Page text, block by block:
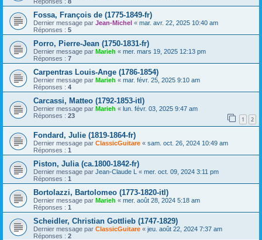
Fossa, François de (1775-1849-fr)
Dernier message par Jean-Michel « mar. avr. 22, 2025 10:40 am
Réponses : 5
Porro, Pierre-Jean (1750-1831-fr)
Dernier message par Marieh « mer. mars 19, 2025 12:13 pm
Réponses : 7
Carpentras Louis-Ange (1786-1854)
Dernier message par Marieh « mar. févr. 25, 2025 9:10 am
Réponses : 4
Carcassi, Matteo (1792-1853-itl)
Dernier message par Marieh « lun. févr. 03, 2025 9:47 am
Réponses : 23 1 2
Fondard, Julie (1819-1864-fr)
Dernier message par ClassicGuitare « sam. oct. 26, 2024 10:49 am
Réponses : 1
Piston, Julia (ca.1800-1842-fr)
Dernier message par Jean-Claude L « mer. oct. 09, 2024 3:11 pm
Réponses : 1
Bortolazzi, Bartolomeo (1773-1820-itl)
Dernier message par Marieh « mer. août 28, 2024 5:18 am
Réponses : 1
Scheidler, Christian Gottlieb (1747-1829)
Dernier message par ClassicGuitare « jeu. août 22, 2024 7:37 am
Réponses : 2